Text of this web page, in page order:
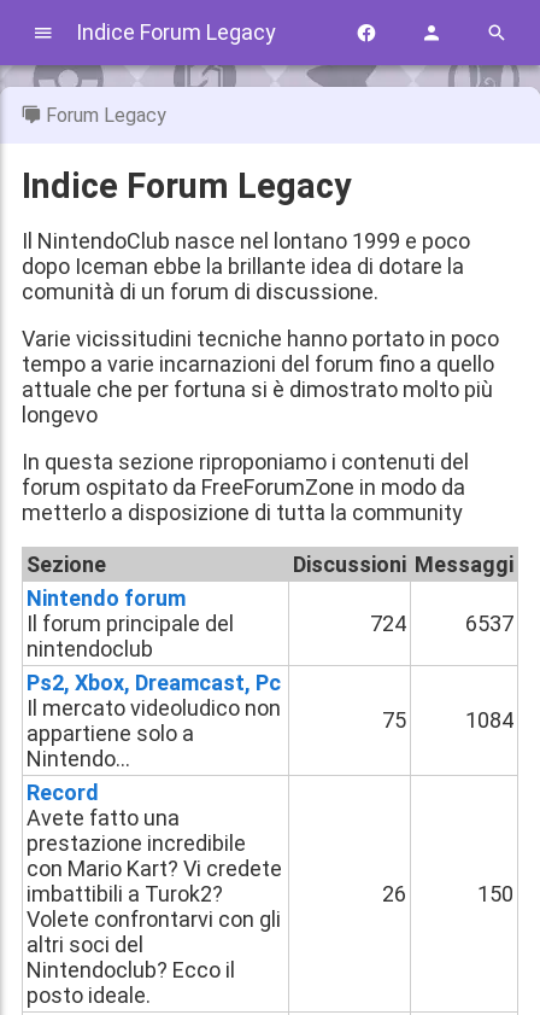
Indice Forum Legacy
Forum Legacy
Indice Forum Legacy
Il NintendoClub nasce nel lontano 1999 e poco
dopo Iceman ebbe la brillante idea di dotare la
comunità di un forum di discussione.
Varie vicissitudini tecniche hanno portato in poco
tempo a varie incarnazioni del forum fino a quello
attuale che per fortuna si è dimostrato molto più
longevo
In questa sezione riproponiamo i contenuti del
forum ospitato da FreeForumZone in modo da
metterlo a disposizione di tutta la community
Sezione Discussioni Messaggi
Nintendo forum
Il forum principale del
nintendoclub
724 6537
Ps2, Xbox, Dreamcast, Pc
Il mercato videoludico non
appartiene solo a
Nintendo...
75 1084
Record
Avete fatto una
prestazione incredibile
con Mario Kart? Vi credete
imbattibili a Turok2?
Volete confrontarvi con gli
altri soci del
Nintendoclub? Ecco il
posto ideale.
26 150